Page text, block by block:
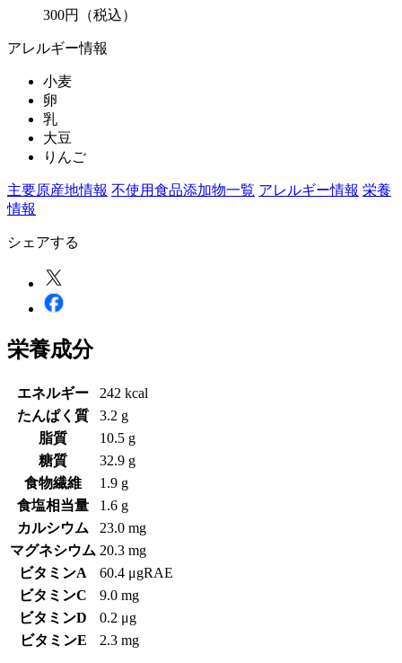
300円 （税込）
アレルギー情報
小麦
卵
乳
大豆
りんご
主要原産地情報 不使用食品添加物一覧 アレルギー情報 栄養
情報
シェアする
栄養成分
エネルギー
242 kcal
たんぱく質
3.2 g
脂質
10.5 g
糖質
32.9 g
食物繊維
1.9 g
食塩相当量
1.6 g
カルシウム
23.0 mg
マグネシウム 20.3 mg
ビタミンA
60.4 μgRAE
ビタミンC
9.0 mg
ビタミンD
0.2 μg
ビタミンE
2.3 mg